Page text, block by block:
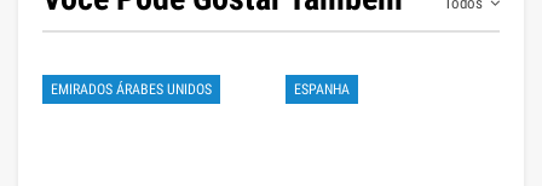
EMIRADOS ÁRABES UNIDOS ESPANHA